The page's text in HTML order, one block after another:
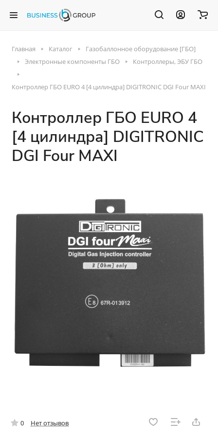
Главная Каталог
Газобаллонное оборудование [ГБО]
Электронные компоненты ГБО
Контроллеры, ЭБУ ГБО
Контроллер ГБО EURO 4 [4 цилиндра] DIGITRONIC DGI Four MAXI
Контроллер ГБО EURO 4
[4 цилиндра] DIGITRONIC
DGI Four MAXI
0 Нет отзывов